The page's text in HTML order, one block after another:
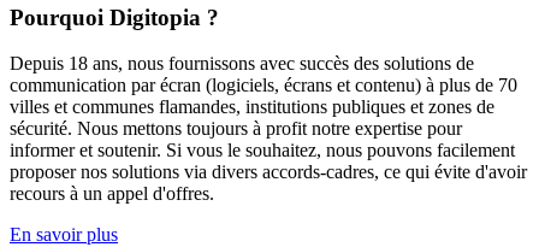
Pourquoi Digitopia ?
Depuis 18 ans, nous fournissons avec succès des solutions de
communication par écran (logiciels, écrans et contenu) à plus de 70
villes et communes flamandes, institutions publiques et zones de
sécurité. Nous mettons toujours à profit notre expertise pour
informer et soutenir. Si vous le souhaitez, nous pouvons facilement
proposer nos solutions via divers accords-cadres, ce qui évite d'avoir
recours à un appel d'offres.
En savoir plus